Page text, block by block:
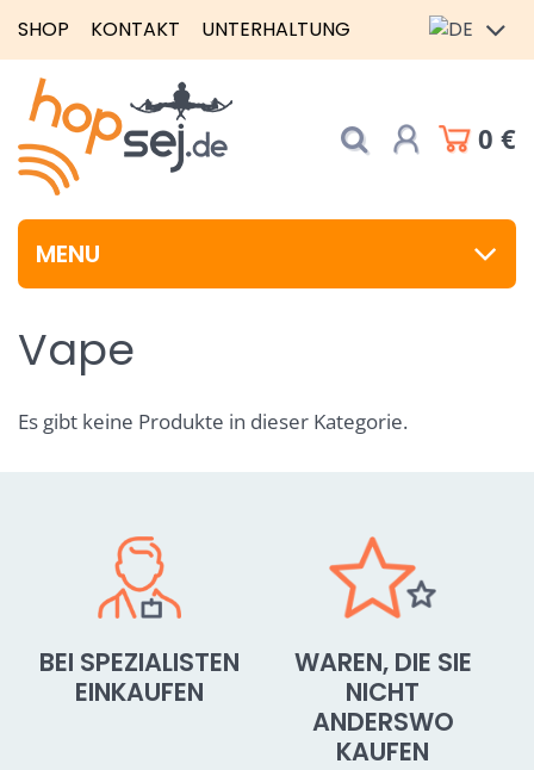
SHOP KONTAKT UNTERHALTUNG
0 €
MENU
Vape
Es gibt keine Produkte in dieser Kategorie.
BEI SPEZIALISTEN
EINKAUFEN
WAREN, DIE SIE
NICHT
ANDERSWO
KAUFEN